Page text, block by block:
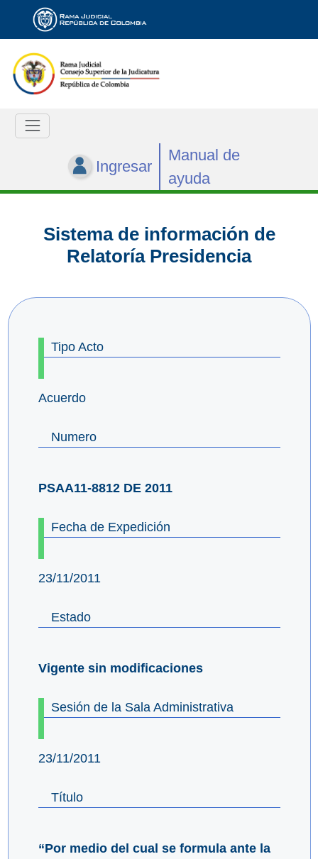
Ingresar
Manual de
ayuda
Sistema de información de
Relatoría Presidencia
Tipo Acto
Acuerdo
Numero
PSAA11-8812 DE 2011
Fecha de Expedición
23/11/2011
Estado
Vigente sin modificaciones
Sesión de la Sala Administrativa
23/11/2011
Título
“Por medio del cual se formula ante la